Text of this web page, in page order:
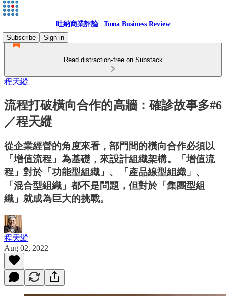
吐納商業評論 | Tuna Business Review
Subscribe
Sign in
Read distraction-free on Substack
程天縱
流程打破橫向合作的高牆：確診故事多#6
／程天縱
從企業經營的角度來看，部門間的橫向合作必須以
「增值流程」為基礎，來設計組織架構。「增值流
程」對於「功能型組織」、「產品線型組織」、
「混合型組織」都不是問題，但對於「集團型組
織」就成為巨大的挑戰。
程天縱
Aug 02, 2022